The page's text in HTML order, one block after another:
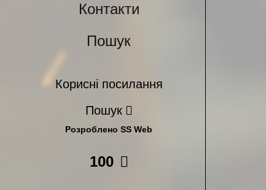
Контакти
Пошук
Корисні посилання
Пошук
Розроблено SS Web
100